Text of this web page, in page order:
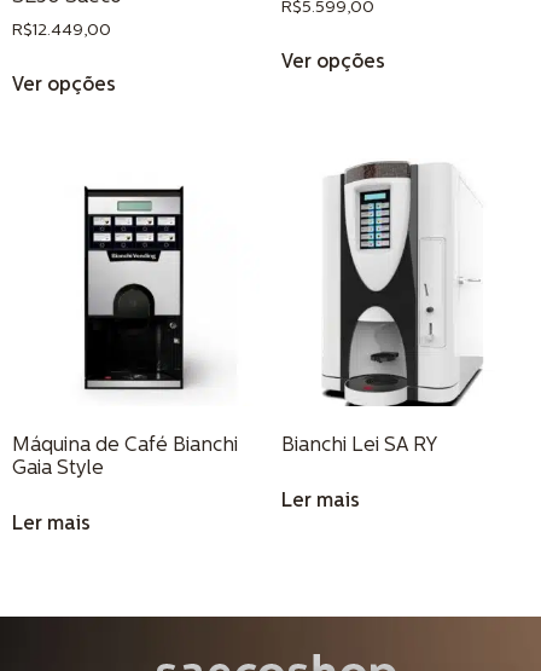
R$12.449,00
Ver opções
R$5.599,00
Ver opções
Máquina de Café Bianchi
Gaia Style
Ler mais
Bianchi Lei SA RY
Ler mais